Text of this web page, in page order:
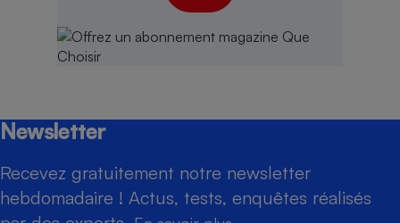
Newsletter
Recevez gratuitement notre newsletter
hebdomadaire ! Actus, tests, enquêtes réalisés